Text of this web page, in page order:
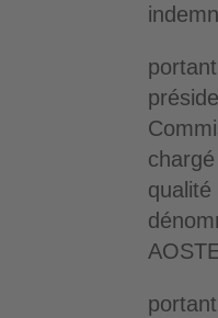
qualité